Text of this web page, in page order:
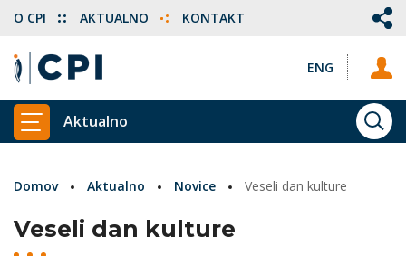
ENG
O CPI AKTUALNO KONTAKT
PRIKAŽI GLAVNI MENI
Aktualno
Domov Aktualno Novice Veseli dan kulture
Veseli dan kulture